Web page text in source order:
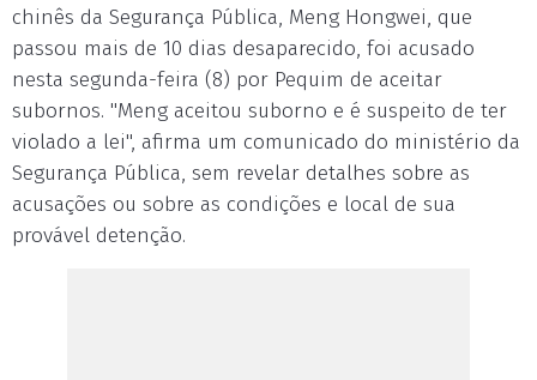
chinês da Segurança Pública, Meng Hongwei, que
passou mais de 10 dias desaparecido, foi acusado
nesta segunda-feira (8) por Pequim de aceitar
subornos. "Meng aceitou suborno e é suspeito de ter
violado a lei", afirma um comunicado do ministério da
Segurança Pública, sem revelar detalhes sobre as
acusações ou sobre as condições e local de sua
provável detenção.